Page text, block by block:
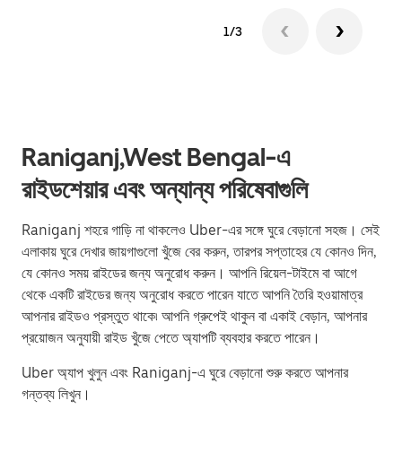
1/3
Raniganj,West Bengal-এ
রাইডশেয়ার এবং অন্যান্য পরিষেবাগুলি
Raniganj শহরে গাড়ি না থাকলেও Uber-এর সঙ্গে ঘুরে বেড়ানো সহজ। সেই
এলাকায় ঘুরে দেখার জায়গাগুলো খুঁজে বের করুন, তারপর সপ্তাহের যে কোনও দিন,
যে কোনও সময় রাইডের জন্য অনুরোধ করুন। আপনি রিয়েল-টাইমে বা আগে
থেকে একটি রাইডের জন্য অনুরোধ করতে পারেন যাতে আপনি তৈরি হওয়ামাত্র
আপনার রাইডও প্রস্তুত থাকে৷ আপনি গ্রুপেই থাকুন বা একাই বেড়ান, আপনার
প্রয়োজন অনুযায়ী রাইড খুঁজে পেতে অ্যাপটি ব্যবহার করতে পারেন।
Uber অ্যাপ খুলুন এবং Raniganj-এ ঘুরে বেড়ানো শুরু করতে আপনার
গন্তব্য লিখুন।